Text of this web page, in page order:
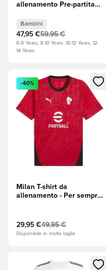
allenamento Pre-partita
Mondo 2026 - Flash Aqua
Bambini
Bambini
47,95 €59,95 €
6-8 Years, 8-10 Years, 10-12 Years, 12-
14 Years
Apre una finestra
-40%
Milan T-shirt da
allenamento - Per sempre
29,95 €49,95 €
Disponibile in molte taglie
Apre una finestra